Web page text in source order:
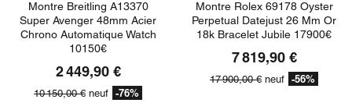
Montre Breitling A13370
Super Avenger 48mm Acier
Chrono Automatique Watch
10150€
2 449,90 €
10 150,00 € neuf -76%
Montre Rolex 69178 Oyster
Perpetual Datejust 26 Mm Or
18k Bracelet Jubile 17900€
7 819,90 €
17 900,00 € neuf -56%